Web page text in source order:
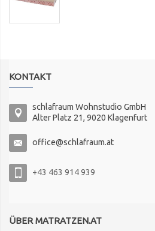
KONTAKT
schlafraum Wohnstudio GmbH
Alter Platz 21, 9020 Klagenfurt
office@schlafraum.at
+43 463 914 939
ÜBER MATRATZEN.AT